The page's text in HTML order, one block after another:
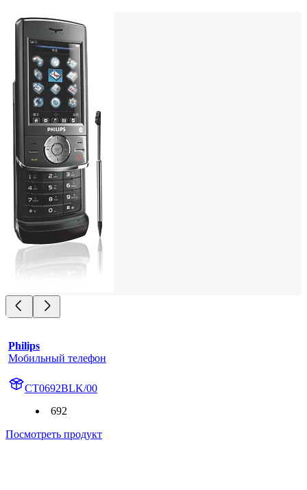
Philips
Мобильный телефон
CT0692BLK/00
692
Посмотреть продукт